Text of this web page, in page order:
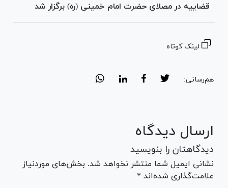
قضاییه در مصلای حضرت امام خمینی (ره) برگزار شد
لینک کوتاه
هم‌رسانی:
ارسال دیدگاه
دیدگاهتان را بنویسید
نشانی ایمیل شما منتشر نخواهد شد. بخش‌های موردنیاز
علامت‌گذاری شده‌اند *